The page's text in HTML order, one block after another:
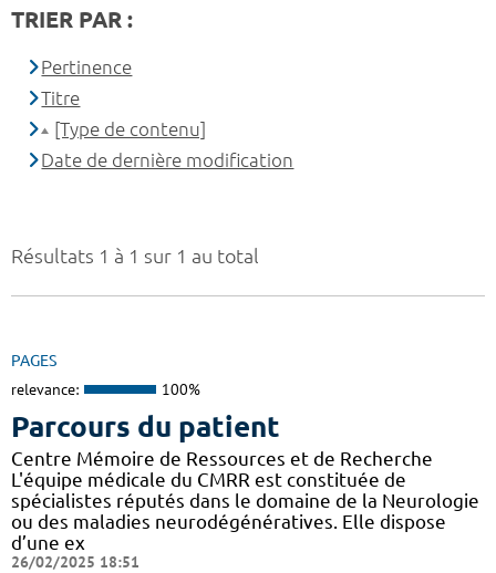
Résultats 1 à 1 sur 1 au total
PAGES
relevance: 100%
Parcours du patient
Centre Mémoire de Ressources et de Recherche
L'équipe médicale du CMRR est constituée de
spécialistes réputés dans le domaine de la Neurologie
ou des maladies neurodégénératives. Elle dispose
d’une ex
26/02/2025 18:51
TRIER PAR :
Pertinence
Titre
[Type de contenu]
Date de dernière modification